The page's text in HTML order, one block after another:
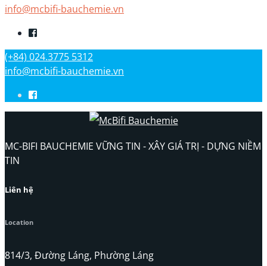
info@mcbifi-bauchemie.vn
(+84) 024.3775 5312
info@mcbifi-bauchemie.vn
MC-BIFI BAUCHEMIE VỮNG TIN - XÂY GIÁ TRỊ - DỰNG NIỀM
TIN
Liên hệ
Location
814/3, Đường Láng, Phường Láng